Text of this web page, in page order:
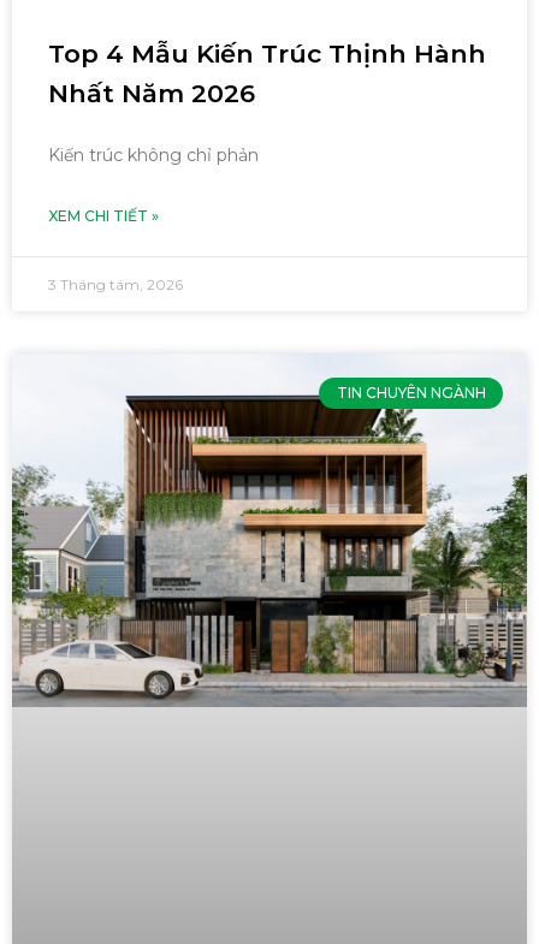
Top 4 Mẫu Kiến Trúc Thịnh Hành
Nhất Năm 2026
Kiến trúc không chỉ phản
XEM CHI TIẾT »
3 Tháng tám, 2026
TIN CHUYÊN NGÀNH